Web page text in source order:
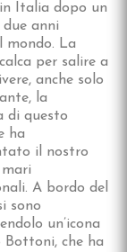
Italia dopo un
anni
mondo. La
per salire a
anche solo
la
di questo
ha
il nostro
mari
A bordo del
sono
un’icona
Bottoni, che ha